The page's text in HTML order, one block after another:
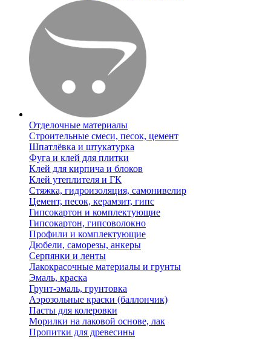
Отделочные материалы
Строительные смеси, песок, цемент
Шпатлёвка и штукатурка
Фуга и клей для плитки
Клей для кирпича и блоков
Клей утеплителя и ГК
Стяжка, гидроизоляция, самонивелир
Цемент, песок, керамзит, гипс
Гипсокартон и комплектующие
Гипсокартон, гипсоволокно
Профили и комплектующие
Дюбели, саморезы, анкеры
Серпянки и ленты
Лакокрасочные материалы и грунты
Эмаль, краска
Грунт-эмаль, грунтовка
Аэрозольные краски (баллончик)
Пасты для колеровки
Морилки на лаковой основе, лак
Пропитки для древесины